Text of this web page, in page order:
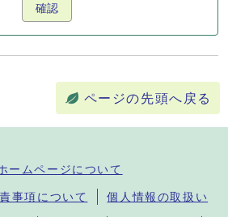
確認
ページの先頭へ戻る
ームページについて
事項について 個人情報の取扱い